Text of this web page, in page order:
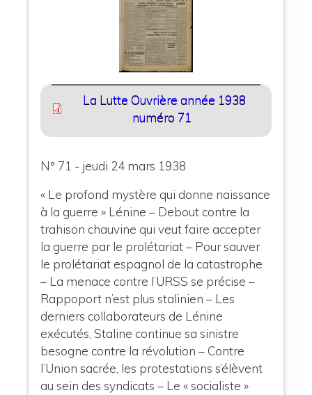
La Lutte Ouvrière année 1938
numéro 71
N° 71 - jeudi 24 mars 1938
« Le profond mystère qui donne naissance
à la guerre » Lénine – Debout contre la
trahison chauvine qui veut faire accepter
la guerre par le prolétariat – Pour sauver
le prolétariat espagnol de la catastrophe
– La menace contre l’URSS se précise –
Rappoport n’est plus stalinien – Les
derniers collaborateurs de Lénine
exécutés, Staline continue sa sinistre
besogne contre la révolution – Contre
l’Union sacrée, les protestations s’élèvent
au sein des syndicats – Le « socialiste »